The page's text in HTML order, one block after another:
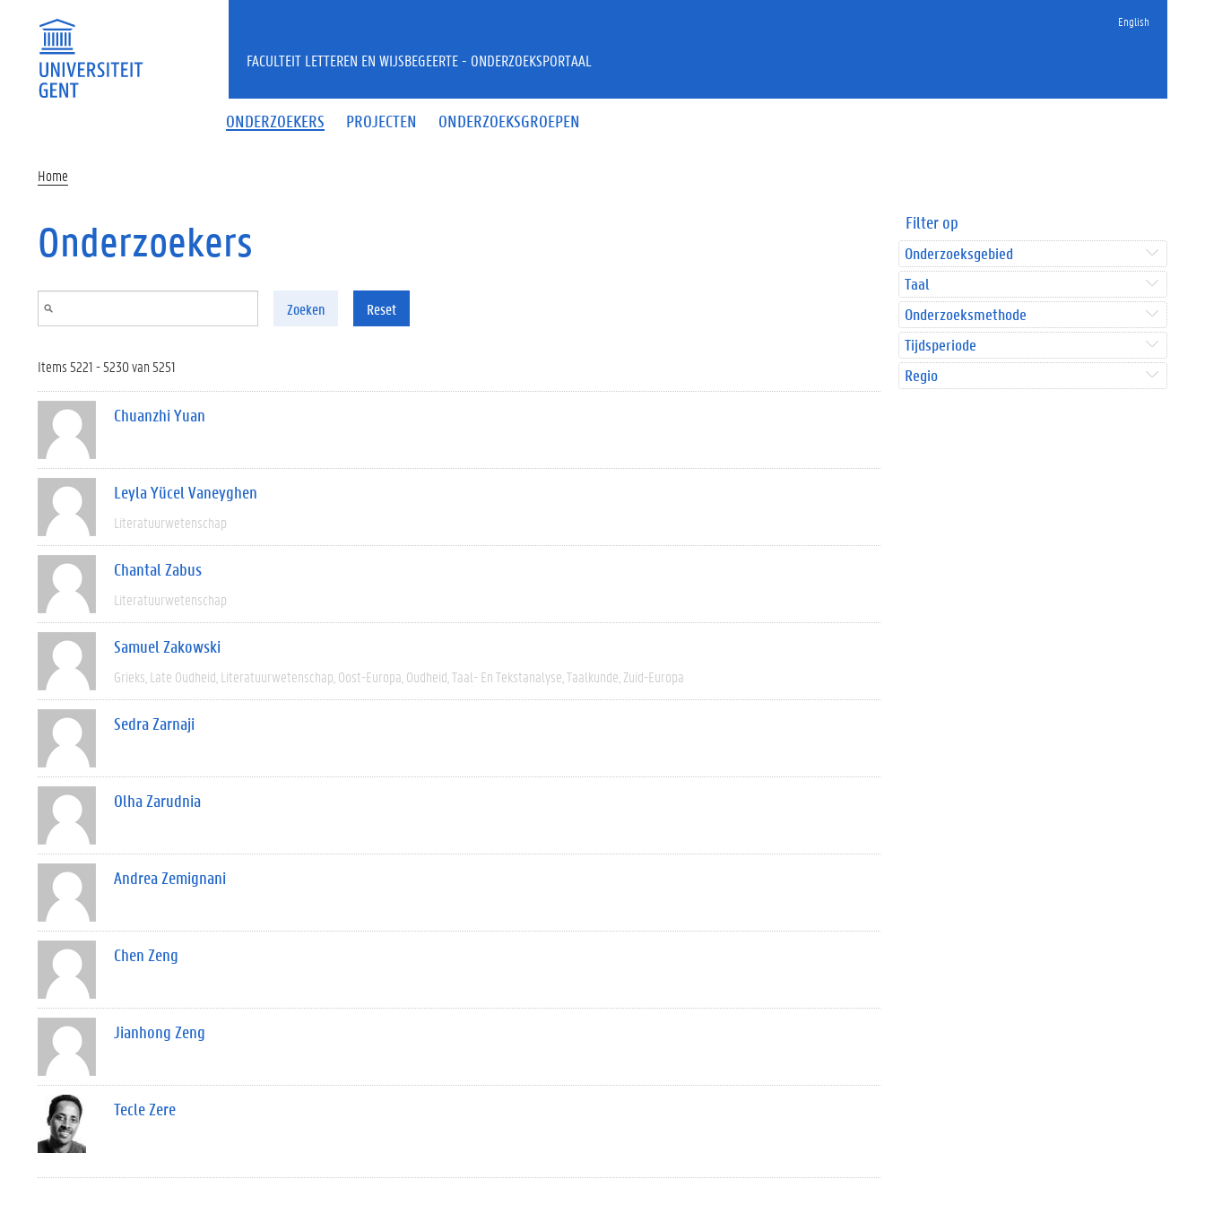
English
ONDERZOEKERS PROJECTEN ONDERZOEKSGROEPEN
FACULTEIT LETTEREN EN WIJSBEGEERTE - ONDERZOEKSPORTAAL
Home
Onderzoekers
Zoeken Reset
Items 5221 - 5230 van 5251
Chuanzhi Yuan
Leyla Yücel Vaneyghen
Literatuurwetenschap
Chantal Zabus
Literatuurwetenschap
Samuel Zakowski
Grieks Late Oudheid Literatuurwetenschap Oost-Europa Oudheid Taal- En Tekstanalyse Taalkunde Zuid-Europa
Sedra Zarnaji
Olha Zarudnia
Andrea Zemignani
Chen Zeng
Jianhong Zeng
Tecle Zere
Filter op
Onderzoeksgebied
Taal
Onderzoeksmethode
Tijdsperiode
Regio